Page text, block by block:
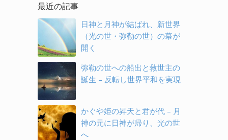
最近の記事
日神と月神が結ばれ、新世界
（光の世・弥勒の世）の幕が
開く
弥勒の世への船出と救世主の
誕生 – 反転し世界平和を実現
かぐや姫の昇天と君が代 – 月
神の元に日神が帰り、光の世
へ